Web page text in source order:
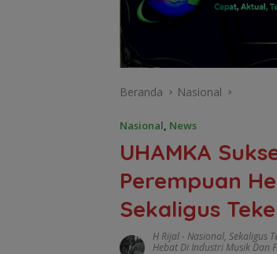
Beranda Nasional
Nasional, News
UHAMKA
Perempuan
Sekaligus
H Rijal- Nasional, Sekaligus
Hebat Di Industri Musik Dan